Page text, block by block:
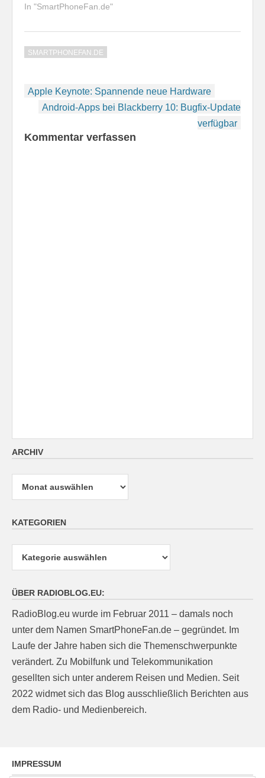
In "SmartPhoneFan.de"
SMARTPHONEFAN.DE
Beitragsnavigation
Apple Keynote: Spannende neue Hardware
Android-Apps bei Blackberry 10: Bugfix-Update
verfügbar
Kommentar verfassen
ARCHIV
Archiv
KATEGORIEN
ÜBER RADIOBLOG.EU:
RadioBlog.eu wurde im Februar 2011 – damals noch
unter dem Namen SmartPhoneFan.de – gegründet. Im
Laufe der Jahre haben sich die Themenschwerpunkte
verändert. Zu Mobilfunk und Telekommunikation
gesellten sich unter anderem Reisen und Medien. Seit
2022 widmet sich das Blog ausschließlich Berichten aus
dem Radio- und Medienbereich.
IMPRESSUM